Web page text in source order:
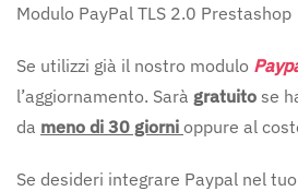
Modulo PayPal TLS 2.0 Prestashop
Se utilizzi già il nostro modulo
l’aggiornamento. Sarà gratuito se
da meno di 30 giorni oppure al
Se desideri integrare Paypal nel